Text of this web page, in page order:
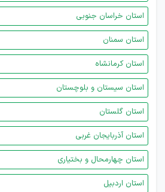
استان خراسان جنوبی
استان سمنان
استان کرمانشاه
استان سیستان و بلوچستان
استان گلستان
استان آذربایجان غربی
استان چهارمحال و بختیاری
استان اردبیل